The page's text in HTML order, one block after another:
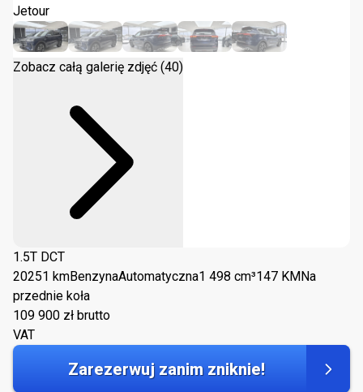
Jetour
Zobacz całą galerię zdjęć (40)
1.5T DCT
20251 kmBenzynaAutomatyczna1 498 cm³147 KM Na
przednie koła
109 900 zł brutto
VAT
Zarezerwuj zanim zniknie!